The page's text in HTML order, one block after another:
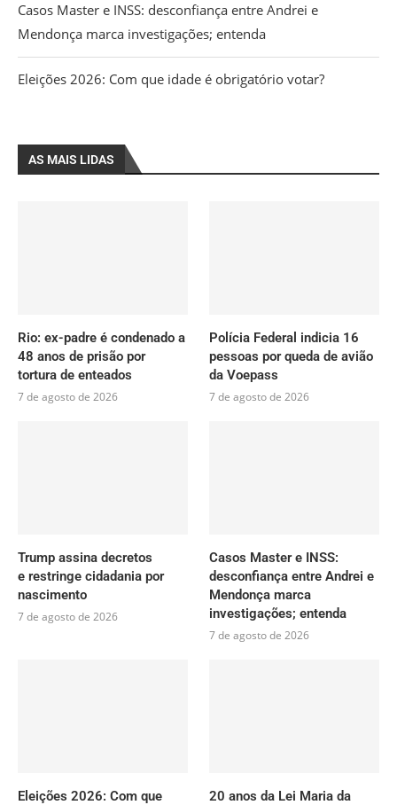
Casos Master e INSS: desconfiança entre Andrei e
Mendonça marca investigações; entenda
Eleições 2026: Com que idade é obrigatório votar?
AS MAIS LIDAS
Rio: ex-padre é condenado a
48 anos de prisão por
tortura de enteados
7 de agosto de 2026
Polícia Federal indicia 16
pessoas por queda de avião
da Voepass
7 de agosto de 2026
Trump assina decretos
e restringe cidadania por
nascimento
7 de agosto de 2026
Casos Master e INSS:
desconfiança entre Andrei e
Mendonça marca
investigações; entenda
7 de agosto de 2026
Eleições 2026: Com que
20 anos da Lei Maria da